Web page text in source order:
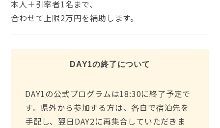
本人＋引率者1名まで、
合わせて上限2万円を補助します。
DAY1の終了について
DAY1の公式プログラムは18:30に終了予定で
す。県外から参加する方は、各自で宿泊先を
手配し、翌日DAY2に再集合していただきま